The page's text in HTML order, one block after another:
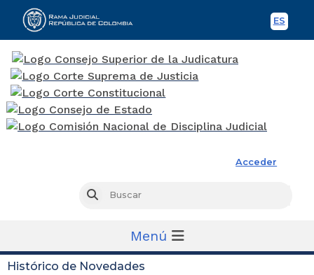
ES
Acceder
Buscar
Menú
Histórico de Novedades